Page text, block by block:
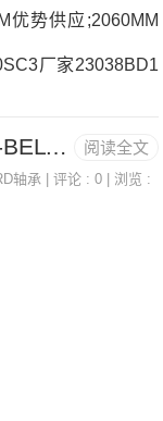
优势供应;2060MM
厂家23038BD1
参数3310S
，CSE-B224
品牌推荐：7308
采购3310SC
阅读全文
CSE-B22431H 美国LINK-BELT带座轴承 2060MM
轴承 | 评论 : 0 | 浏览 :